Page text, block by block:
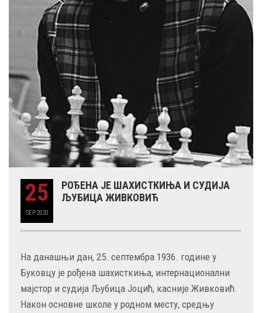
25
SEP 2020
РОЂЕНА ЈЕ ШАХИСТКИЊА И СУДИЈА
ЉУБИЦА ЖИВКОВИЋ
На данашњи дан, 25. септембра 1936. године у
Буковцу је рођена шахисткиња, интернационални
мајстор и судија Љубица Јоцић, касније Живковић.
Након основне школе у родном месту, средњу